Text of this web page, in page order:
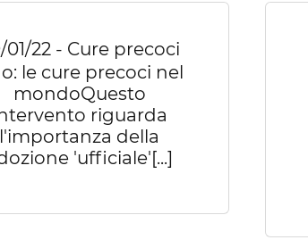
01/22 - Cure precoci
le cure precoci nel
mondoQuesto
riguarda
l'importanza della
'ufficiale'[...]